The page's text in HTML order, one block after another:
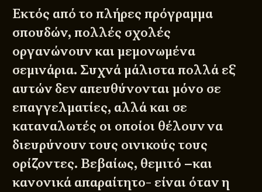
Εκτός από το πλήρες πρόγραμμα
σπουδών, πολλές σχολές
οργανώνουν και μεμονωμένα
σεμινάρια. Συχνά μάλιστα πολλά εξ
αυτών δεν απευθύνονται μόνο σε
επαγγελματίες, αλλά και σε
καταναλωτές οι οποίοι θέλουν να
διευρύνουν τους οινικούς τους
ορίζοντες. Βεβαίως, θεμιτό –και
κανονικά απαραίτητο- είναι όταν η